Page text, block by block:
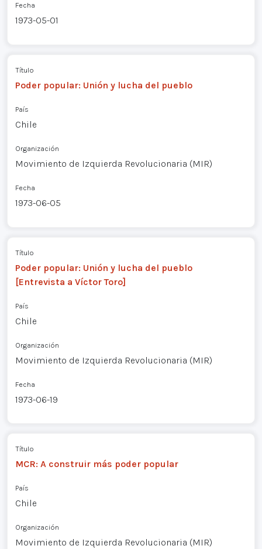
Fecha
1973-05-01
Título
Poder popular: Unión y lucha del pueblo
País
Chile
Organización
Movimiento de Izquierda Revolucionaria (MIR)
Fecha
1973-06-05
Título
Poder popular: Unión y lucha del pueblo
[Entrevista a Víctor Toro]
País
Chile
Organización
Movimiento de Izquierda Revolucionaria (MIR)
Fecha
1973-06-19
Título
MCR: A construir más poder popular
País
Chile
Organización
Movimiento de Izquierda Revolucionaria (MIR)